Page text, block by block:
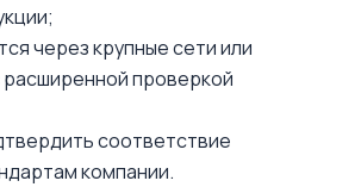
через крупные сети или
проверкой
соответствие
компании.